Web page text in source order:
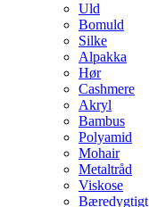
Uld
Bomuld
Silke
Alpakka
Hør
Cashmere
Akryl
Bambus
Polyamid
Mohair
Metaltråd
Viskose
Bæredygtigt